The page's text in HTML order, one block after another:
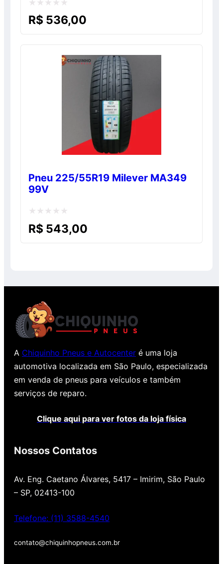
Avaliação
R$ 536,00
Pneu 225/55R19 Milever MA349
99V
Avaliação
R$ 543,00
A Chiquinho Pneus e Autocenter é uma loja
automotiva localizada em São Paulo, especializada
em venda de pneus para veículos e também
serviços de reparo.
Clique aqui para ver fotos da loja física
Nossos Contatos
Av. Eng. Caetano Álvares, 5417 – Imirim, São Paulo
– SP, 02413-100
Telefone: (11) 3588-4540
contato@chiquinhopneus.com.br